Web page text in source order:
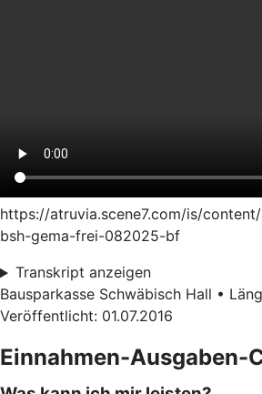
https://atruvia.scene7.com/is/
bsh-gema-frei-082025-bf
Transkript anzeigen
Bausparkasse Schwäbisch Hall •
Veröffentlicht: 01.07.2016
Einnahmen-Ausgaben-